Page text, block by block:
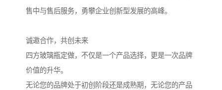
售中与售后服务，勇攀企业创新型发展的高峰。
诚邀合作，共创未来
四方玻璃瓶定做，不仅是一个产品选择，更是一次品牌
价值的升华。
无论您的品牌处于初创阶段还是成熟期，无论您的产品